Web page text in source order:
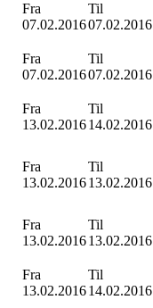
Fra
07.02.2016
Til
07.02.2016
Fra
07.02.2016
Til
07.02.2016
Fra
13.02.2016
Til
14.02.2016
Fra
13.02.2016
Til
13.02.2016
Fra
13.02.2016
Til
13.02.2016
Fra
13.02.2016
Til
14.02.2016